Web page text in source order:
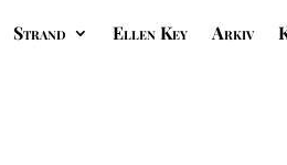
Strand Ellen Key Arkiv